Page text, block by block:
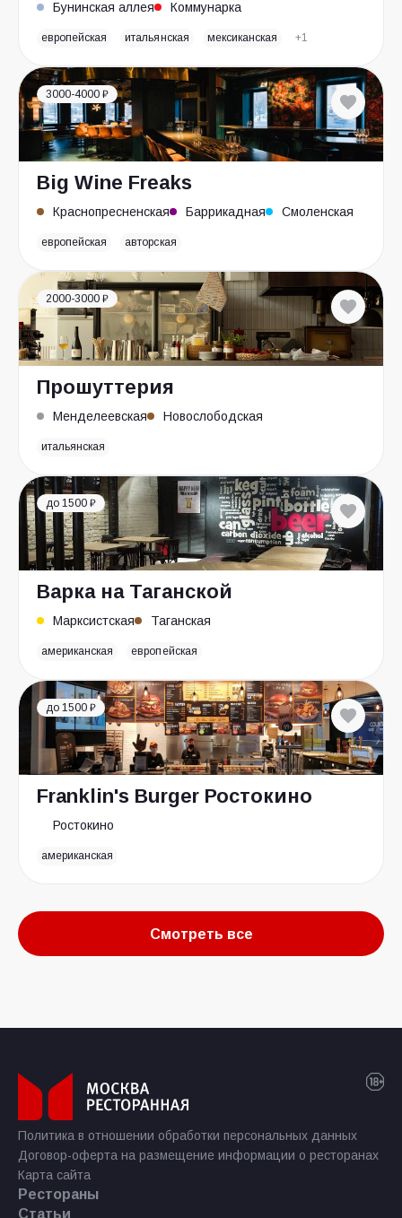
Бунинская аллея Коммунарка
европейская итальянская мексиканская +1
3000-4000 ₽
Big Wine Freaks
Краснопресненская Баррикадная Смоленская
европейская авторская
2000-3000 ₽
Прошуттерия
Менделеевская Новослободская
итальянская
до 1500 ₽
Варка на Таганской
Марксистская Таганская
американская европейская
до 1500 ₽
Franklin's Burger Ростокино
Ростокино
американская
Смотреть все
Политика в отношении обработки персональных данных
Договор-оферта на размещение информации о ресторанах
Карта сайта
Рестораны
Статьи